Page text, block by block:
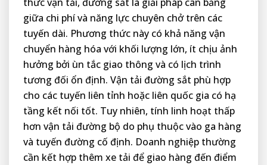
thức vận tải, đường sắt là giải pháp cân bằng
giữa chi phí và năng lực chuyên chở trên các
tuyến dài. Phương thức này có khả năng vận
chuyển hàng hóa với khối lượng lớn, ít chịu ảnh
hưởng bởi ùn tắc giao thông và có lịch trình
tương đối ổn định. Vận tải đường sắt phù hợp
cho các tuyến liên tỉnh hoặc liên quốc gia có hạ
tầng kết nối tốt. Tuy nhiên, tính linh hoạt thấp
hơn vận tải đường bộ do phụ thuộc vào ga hàng
và tuyến đường cố định. Doanh nghiệp thường
cần kết hợp thêm xe tải để giao hàng đến điểm